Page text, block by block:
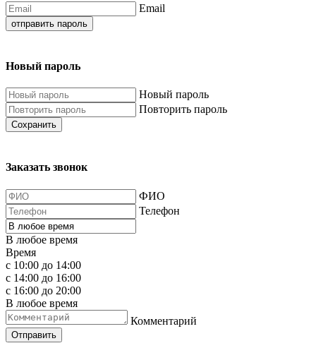
Email
отправить пароль
Новый пароль
Новый пароль
Повторить пароль
Сохранить
Заказать звонок
ФИО
Телефон
В любое время
Время
с 10:00 до 14:00
с 14:00 до 16:00
с 16:00 до 20:00
В любое время
Комментарий
Отправить